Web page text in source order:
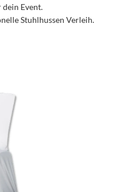
Event.
Stuhlhussen Verleih.